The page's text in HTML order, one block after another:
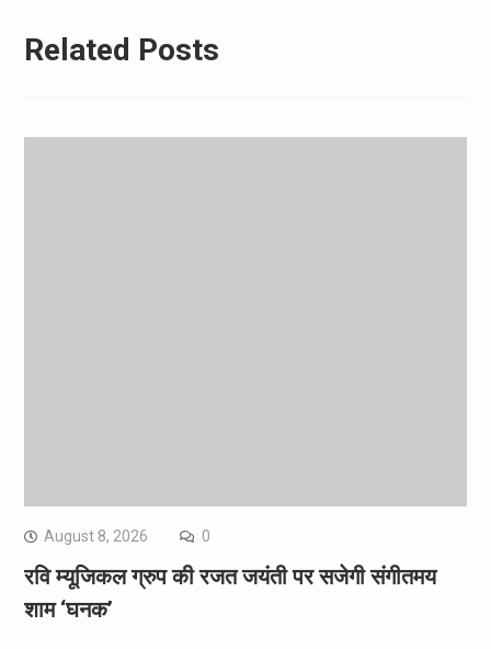
Related Posts
August 8, 2026 0
रवि म्यूजिकल ग्रुप की रजत जयंती पर सजेगी संगीतमय
शाम ‘घनक’